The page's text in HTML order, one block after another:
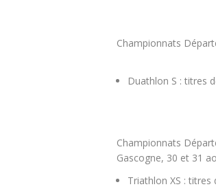
Championnats
Duathlon S : titres
Championnats
Gascogne, 30 et 31
Triathlon XS :